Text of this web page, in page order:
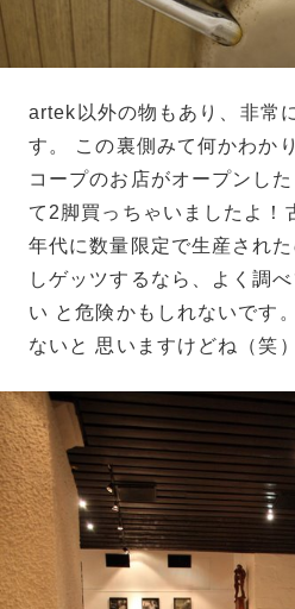
artek以外の物もあり、非常
す。 この裏側みて何かわか
コープのお店がオープンし
て2脚買っちゃいましたよ！
年代に数量限定で生産され
しゲッツするなら、よく調
い と危険かもしれないです
ないと 思いますけどね（笑）